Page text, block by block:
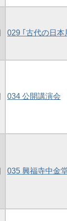
029 ｢古代の日本
034 公開講演会
035 興福寺中金